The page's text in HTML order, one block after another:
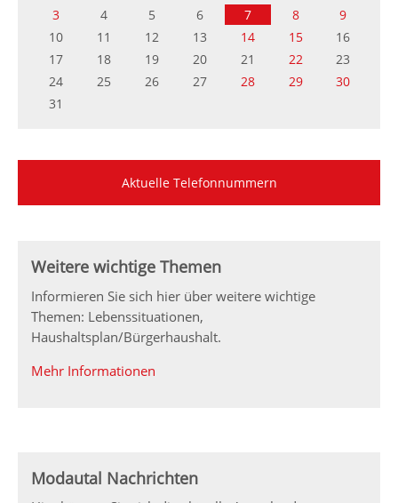
3
4 5 6 7 8
9
10
11 12 13 14 15
16
17
18 19 20 21 22
23
24
25 26 27 28 29
30
31
Aktuelle Telefonnummern
Weitere wichtige Themen
Informieren Sie sich hier über weitere wichtige
Themen: Lebenssituationen,
Haushaltsplan/Bürgerhaushalt.
Mehr Informationen
Modautal Nachrichten